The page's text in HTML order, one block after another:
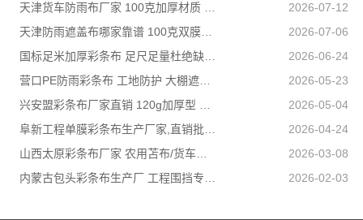
2026-07-12
天津防雨遮盖布哪家靠谱 100克双膜加厚款适配高栏货车长途盖货
2026-07-06
国标足米加厚彩条布 足尺足量杜绝缺尺少米
2026-06-24
营口PE防雨彩条布 工地防护 大棚遮盖 3×50米 耐寒耐用
2026-05-23
2026-05-04
2026-04-24
山西太原彩条布厂家 农用苫布/货车篷布 支持来样加工定制
2026-03-08
2026-02-03